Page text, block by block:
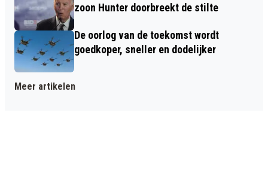
zoon Hunter doorbreekt de stilte
De oorlog van de toekomst wordt
goedkoper, sneller en dodelijker
Meer artikelen